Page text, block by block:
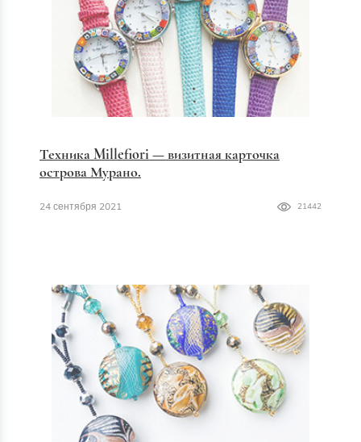
Техника Millefiori — визитная карточка
острова Мурано.
24 сентября 2021 21442